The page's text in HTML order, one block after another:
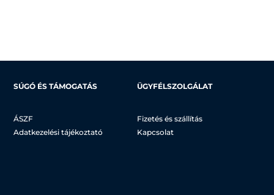
31.184 Ft
SÚGÓ ÉS TÁMOGATÁS
ÁSZF
Adatkezelési tájékoztató
ÜGYFÉLSZOLGÁLAT
Fizetés és szállítás
Kapcsolat